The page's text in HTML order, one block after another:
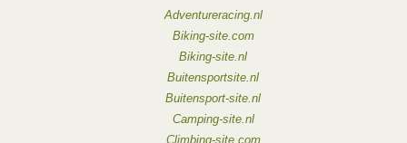
Adventureracing.nl
Biking-site.com
Biking-site.nl
Buitensportsite.nl
Buitensport-site.nl
Camping-site.nl
Climbing-site.com